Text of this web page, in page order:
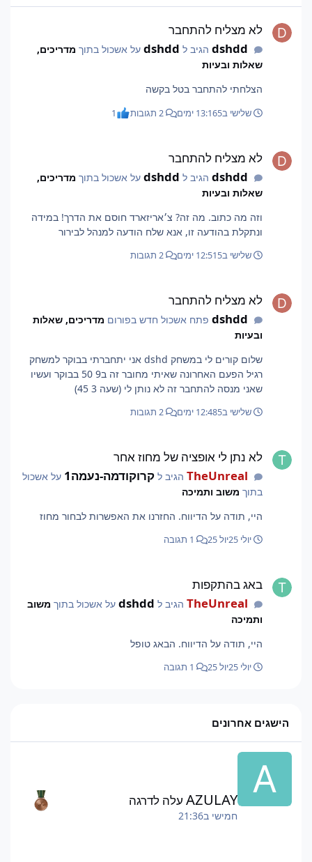
לא מצליח להתחבר
dshddהגיב ל dshddעל אשכול בתוך מדריכים,
שאלות ובעיות
הצלחתי להתחבר בטל בקשה
שלישי ב13:165 ימים 1
לא מצליח להתחבר
dshddהגיב ל dshddעל אשכול בתוך מדריכים,
שאלות ובעיות
וזה מה כתוב. מה זה? צ׳אריזארד חוסם את הדרך! במידה
ונתקלת בהודעה זו, אנא שלח הודעה למנהל לבירור
שלישי ב12:515 ימים
לא מצליח להתחבר
dshddפתח אשכול חדש בפורום מדריכים, שאלות
ובעיות
שלום קורים לי במשחק dshd אני יתחברתי בבוקר למשחק
רגיל הפעם האחרונה שאיתי מחובר זה ב9 50 בבוקר ועשיו
שאני מנסה להתחבר זה לא נותן לי (שעה 3 45)
שלישי ב12:485 ימים
לא נתן לי אופציה של מחוז אחר
TheUnrealהגיב ל קרוקודמה-נעמה1
על אשכול
בתוך משוב ותמיכה
היי, תודה על הדיווח. החזרנו את האפשרות לבחור מחוז
יולי 25 יול 25
באג בהתקפות
TheUnrealהגיב ל dshddעל אשכול בתוך משוב
ותמיכה
היי, תודה על הדיווח. הבאג טופל
יולי 25 יול 25
הישגים אחרונים
AZULAY עלה לדרגה
חמישי ב21:36